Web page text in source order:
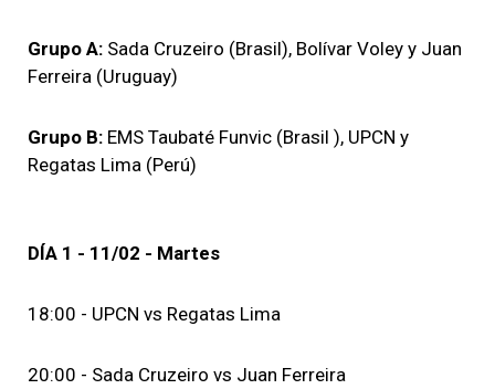
Grupo A: Sada Cruzeiro (Brasil), Bolívar Voley y Juan
Ferreira (Uruguay)
Grupo B: EMS Taubaté Funvic (Brasil ), UPCN y
Regatas Lima (Perú)
DÍA 1 - 11/02 - Martes
18:00 - UPCN vs Regatas Lima
20:00 - Sada Cruzeiro vs Juan Ferreira